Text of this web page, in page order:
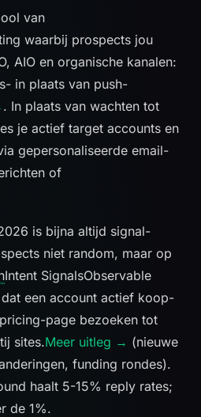
van
waarbij prospects jou
AIO en organische kanalen:
in plaats van push-
. In plaats van wachten tot
je actief target accounts en
gepersonaliseerde email-
of
is bijna altijd signal-
niet random, maar op
Intent SignalsObservable
een account actief koop-
page bezoeken tot
sites.Meer uitleg → (nieuwe
funding rondes).
haalt 5-15% reply rates;
de 1%.